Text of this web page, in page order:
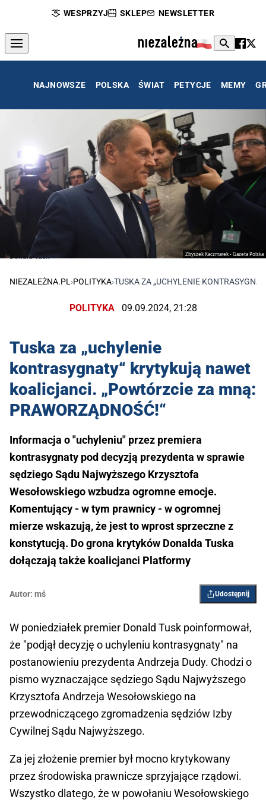
WESPRZYJ SKLEP NEWSLETTER
NAJNOWSZE POLSKA ŚWIAT PETYCJE MEMY
Zbyszek Kaczmarek - Gazeta Polska
Donald Tusk
NIEZALEŻNA.PL ›POLITYKA›TUSKA ZA „UCHYLENIE
POLITYKA 09.09.2024, 21:28
Tuska za „uchylenie
kontrasygnaty“ krytykują nawet
koalicjanci. „Powtórzcie za mną:
PRAWORZĄDNOŚĆ!“
Informacja o "uchyleniu" przez premiera
kontrasygnaty pod decyzją prezydenta w sprawie
sędziego Sądu Najwyższego Krzysztofa
Wesołowskiego wzbudza ogromne emocje.
Komentujący - w tym prawnicy - w ogromnej
mierze wskazują, że jest to wprost sprzeczne z
konstytucją. Do grona krytyków Donalda Tuska
dołączają także koalicjanci Platformy
Autor: mś Udostępnij
W poniedziałek premier Donald Tusk poinformował,
że "podjął decyzję o uchyleniu kontrasygnaty" na
postanowieniu prezydenta Andrzeja Dudy. Chodzi o
pismo wyznaczające sędziego Sądu Najwyższego
Krzysztofa Andrzeja Wesołowskiego na
przewodniczącego zgromadzenia sędziów Izby
Cywilnej Sądu Najwyższego.
Za jej złożenie premier był mocno krytykowany
przez środowiska prawnicze sprzyjające rządowi.
Wszystko dlatego, że w powołaniu Wesołowskiego